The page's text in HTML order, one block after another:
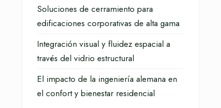
Soluciones de cerramiento para
edificaciones corporativas de alta gama
Integración visual y fluidez espacial a
través del vidrio estructural
El impacto de la ingeniería alemana en
el confort y bienestar residencial